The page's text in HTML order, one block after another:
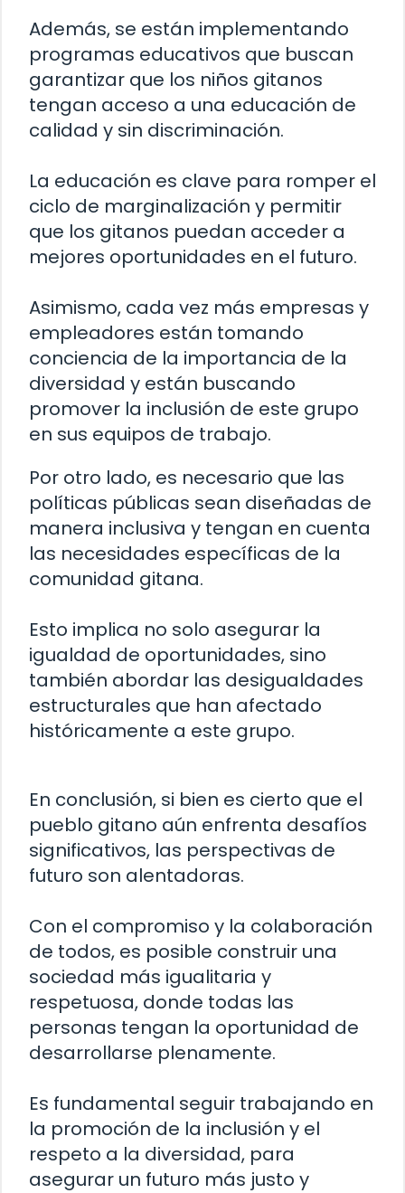
Además, se están implementando
programas educativos que buscan
garantizar que los niños gitanos
tengan acceso a una educación de
calidad y sin discriminación.
La educación es clave para romper el
ciclo de marginalización y permitir
que los gitanos puedan acceder a
mejores oportunidades en el futuro.
Asimismo, cada vez más empresas y
empleadores están tomando
conciencia de la importancia de la
diversidad y están buscando
promover la inclusión de este grupo
en sus equipos de trabajo.
Por otro lado, es necesario que las
políticas públicas sean diseñadas de
manera inclusiva y tengan en cuenta
las necesidades específicas de la
comunidad gitana.
Esto implica no solo asegurar la
igualdad de oportunidades, sino
también abordar las desigualdades
estructurales que han afectado
históricamente a este grupo.
En conclusión, si bien es cierto que el
pueblo gitano aún enfrenta desafíos
significativos, las perspectivas de
futuro son alentadoras.
Con el compromiso y la colaboración
de todos, es posible construir una
sociedad más igualitaria y
respetuosa, donde todas las
personas tengan la oportunidad de
desarrollarse plenamente.
Es fundamental seguir trabajando en
la promoción de la inclusión y el
respeto a la diversidad, para
asegurar un futuro más justo y